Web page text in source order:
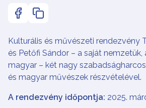
Kulturális és művészeti rendezvény
és Petőfi Sándor – a saját nemzetük,
magyar – két nagy
és magyar művészek részvételével.
A rendezvény időpontja: 2025.